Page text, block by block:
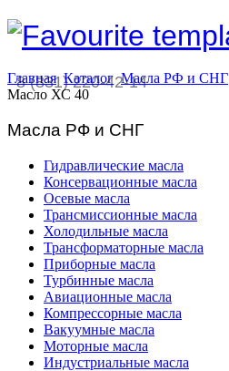
8 (831) 220-42-14
Главная Каталог Масла РФ и СНГ
Масло ХС 40
Масла РФ и СНГ
Гидравлические масла
Консервационные масла
Осевые масла
Трансмиссионные масла
Холодильные масла
Трансформаторные масла
Приборные масла
Турбинные масла
Авиационные масла
Компрессорные масла
Вакуумные масла
Моторные масла
Индустриальные масла